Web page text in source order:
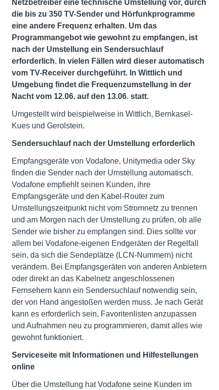
Netzbetreiber eine technische Umstellung vor, durch
die bis zu 350 TV-Sender und Hörfunkprogramme
eine andere Frequenz erhalten. Um das
Programmangebot wie gewohnt zu empfangen, ist
nach der Umstellung ein Sendersuchlauf
erforderlich. In vielen Fällen wird dieser automatisch
vom TV-Receiver durchgeführt. In Wittlich und
Umgebung findet die Frequenzumstellung in der
Nacht vom 12.06. auf den 13.06. statt.
Umgestellt wird beispielweise in Wittlich, Bernkasel-
Kues und Gerolstein.
Sendersuchlauf nach der Umstellung erforderlich
Empfangsgeräte von Vodafone, Unitymedia oder Sky
finden die Sender nach der Umstellung automatisch.
Vodafone empfiehlt seinen Kunden, ihre
Empfangsgeräte und den Kabel-Router zum
Umstellungszeitpunkt nicht vom Stromnetz zu trennen
und am Morgen nach der Umstellung zu prüfen, ob alle
Sender wie bisher zu empfangen sind. Dies sollte vor
allem bei Vodafone-eigenen Endgeräten der Regelfall
sein, da sich die Sendeplätze (LCN-Nummern) nicht
verändern. Bei Empfangsgeräten von anderen Anbietern
oder direkt an das Kabelnetz angeschlossenen
Fernsehern kann ein Sendersuchlauf notwendig sein,
der von Hand angestoßen werden muss. Je nach Gerät
kann es erforderlich sein, Favoritenlisten anzupassen
und Aufnahmen neu zu programmieren, damit alles wie
gewohnt funktioniert.
Serviceseite mit Informationen und Hilfestellungen
online
Über die Umstellung hat Vodafone seine Kunden im